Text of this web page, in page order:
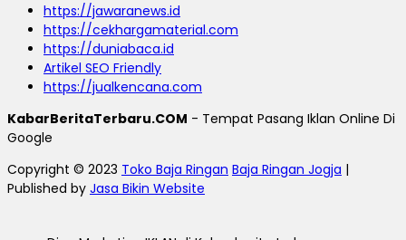
https://jawaranews.id
https://cekhargamaterial.com
https://duniabaca.id
Artikel SEO Friendly
https://jualkencana.com
KabarBeritaTerbaru.COM - Tempat Pasang Iklan Online Di
Google
Copyright © 2023 Toko Baja Ringan Baja Ringan Jogja |
Published by Jasa Bikin Website